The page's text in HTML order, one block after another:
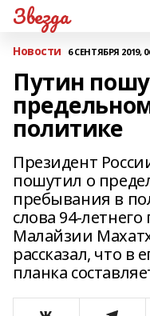
Звезда
Новости 6 СЕНТЯБРЯ 2019,
Путин
политике
Президент
пошутил о
пребывания в
слова 94-
Малайзии
рассказал, что в
планка